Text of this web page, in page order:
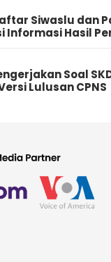
Siwaslu dan
Informasi Hasil
Soal
Lulusan CPNS